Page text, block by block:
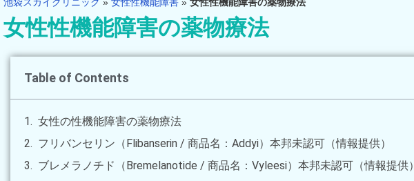
池袋スカイクリニック » 女性性機能障害 » 女性性機能障害の薬物療法
女性性機能障害の薬物療法
Table of Contents
女性の性機能障害の薬物療法
フリバンセリン（Flibanserin / 商品名：Addyi）本邦未認可（情報提供）
ブレメラノチド（Bremelanotide / 商品名：Vyleesi）本邦未認可（情報提供）